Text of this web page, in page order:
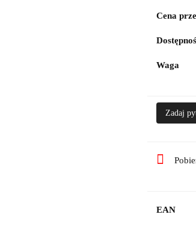
Cena
Waga
Zadaj
EAN